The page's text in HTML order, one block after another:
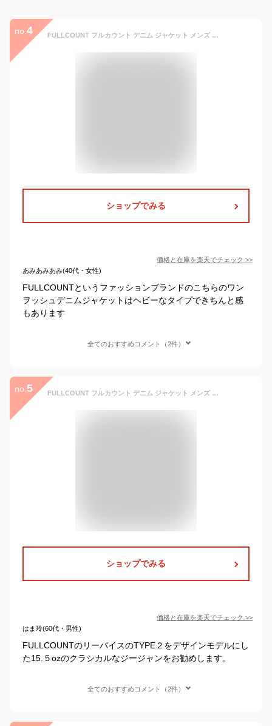
no. 4 FULLCOUNT フルカウント デニム ジャケット メンズ レディース Gジャン 1st モデル 15.5oz Type 1 Denim Jacket Heavy Oz タイプ 1 デニムジャケット 15.5オンス ワンウォッシュ 国産 日本製 ジンバブエコットン ワークウエア アメカジ 2107XX
ショップでみる
価格と在庫を楽天でチェック >>
あみあみあみ(40代・女性)
FULLCOUNTというファッションブランドのこちらのワン
ヲッシュデニムジャケットはヘビーなタイプできちんと感
もあります
全てのおすすめコメント（2件）
no. 5 FULLCOUNT フルカウント デニム ジャケット メンズ レディース Gジャン 2nd モデル 15.5oz Type2 Denim Jacket Heavy Oz タイプ 2 デニムジャケット 15.5オンス ワンウォッシュ 国産 日本製 ジンバブエコットン ワークウエア アメカジ 2102xx
ショップでみる
価格と在庫を楽天でチェック >>
はま玲(60代・男性)
FULLCOUNTのリーバイスのTYPE２をデザインモデルにし
た15.５ozのクラシカルなジージャンをお勧めします。
全てのおすすめコメント（2件）